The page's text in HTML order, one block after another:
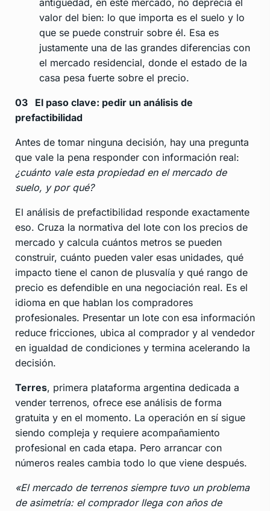
antigüedad, en este mercado, no deprecia el
valor del bien: lo que importa es el suelo y lo
que se puede construir sobre él. Esa es
justamente una de las grandes diferencias con
el mercado residencial, donde el estado de la
casa pesa fuerte sobre el precio.
03 El paso clave: pedir un análisis de
prefactibilidad
Antes de tomar ninguna decisión, hay una pregunta
que vale la pena responder con información real:
¿cuánto vale esta propiedad en el mercado de
suelo, y por qué?
El análisis de prefactibilidad responde exactamente
eso. Cruza la normativa del lote con los precios de
mercado y calcula cuántos metros se pueden
construir, cuánto pueden valer esas unidades, qué
impacto tiene el canon de plusvalía y qué rango de
precio es defendible en una negociación real. Es el
idioma en que hablan los compradores
profesionales. Presentar un lote con esa información
reduce fricciones, ubica al comprador y al vendedor
en igualdad de condiciones y termina acelerando la
decisión.
Terres, primera plataforma argentina dedicada a
vender terrenos, ofrece ese análisis de forma
gratuita y en el momento. La operación en sí sigue
siendo compleja y requiere acompañamiento
profesional en cada etapa. Pero arrancar con
números reales cambia todo lo que viene después.
«El mercado de terrenos siempre tuvo un problema
de asimetría: el comprador llega con años de